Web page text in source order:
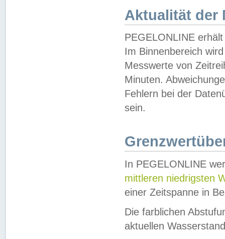
Aktualität der
PEGELONLINE
Im Binnenbereich
Messwerte von
Minuten.
Fehlern bei der
sein.
In PEGELONLINE
mittleren niedrigsten
einer Zeitspanne in
Die farblichen
aktuellen